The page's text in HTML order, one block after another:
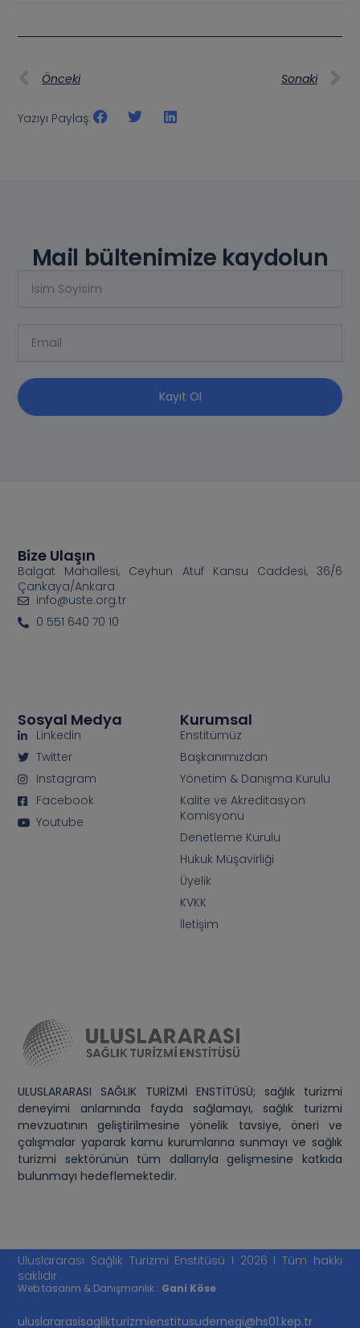
Önceki Sonaki
Yazıyı Paylaş:
Mail bültenimize kaydolun
Kayıt Ol
ULUSLARARASI SAĞLIK TURİZMİ ENSTİTÜSÜ; sağlık turizmi
deneyimi anlamında fayda sağlamayı, sağlık turizmi
mevzuatının geliştirilmesine yönelik tavsiye, öneri ve
çalışmalar yaparak kamu kurumlarına sunmayı ve sağlık
turizmi sektörünün tüm dallarıyla gelişmesine katkıda
bulunmayı hedeflemektedir.
Kurumsal
Enstitümüz
Başkanımızdan
Yönetim & Danışma Kurulu
Kalite ve Akreditasyon
Komisyonu
Denetleme Kurulu
Hukuk Müşavirliği
Üyelik
KVKK
İletişim
Sosyal Medya
Linkedin
Twitter
Instagram
Facebook
Youtube
Bize Ulaşın
Balgat Mahallesi, Ceyhun Atuf Kansu Caddesi, 36/6
Çankaya/Ankara
info@uste.org.tr
0 551 640 70 10
Uluslararası Sağlık Turizmi Enstitüsü I 2026 I Tüm hakkı
saklıdır
Web tasarım & Danışmanlık : Gani Köse
uluslararasisaglikturizmienstitusudernegi@hs01.kep.tr